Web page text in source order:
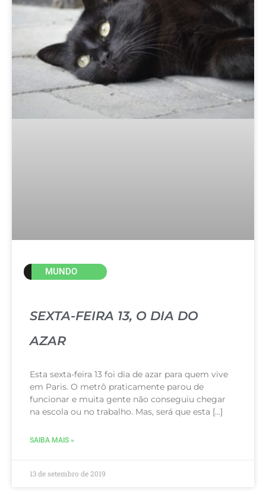
MUNDO
SEXTA-FEIRA 13, O DIA DO
AZAR
Esta sexta-feira 13 foi dia de azar para quem vive
em Paris. O metrô praticamente parou de
funcionar e muita gente não conseguiu chegar
na escola ou no trabalho. Mas, será que esta […]
SAIBA MAIS »
13 de setembro de 2019